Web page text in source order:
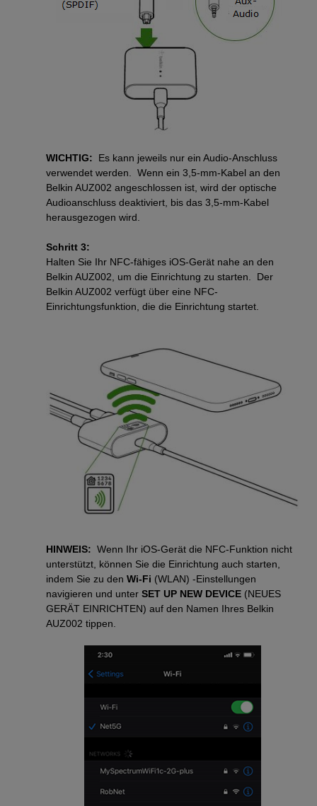
WICHTIG: Es kann jeweils nur ein Audio-Anschluss
verwendet werden. Wenn ein 3,5-mm-Kabel an den
Belkin AUZ002 angeschlossen ist, wird der optische
Audioanschluss deaktiviert, bis das 3,5-mm-Kabel
herausgezogen wird.
Schritt 3:
Halten Sie Ihr NFC-fähiges iOS-Gerät nahe an den
Belkin AUZ002, um die Einrichtung zu starten. Der
Belkin AUZ002 verfügt über eine NFC-
Einrichtungsfunktion, die die Einrichtung startet.
HINWEIS: Wenn Ihr iOS-Gerät die NFC-Funktion nicht
unterstützt, können Sie die Einrichtung auch starten,
indem Sie zu den Wi-Fi (WLAN) -Einstellungen
navigieren und unter SET UP NEW DEVICE (NEUES
GERÄT EINRICHTEN) auf den Namen Ihres Belkin
AUZ002 tippen.